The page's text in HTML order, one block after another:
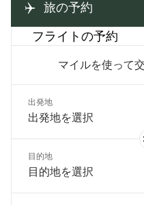
旅の予約
フライトの予約
マイルを使って
出発地
目的地